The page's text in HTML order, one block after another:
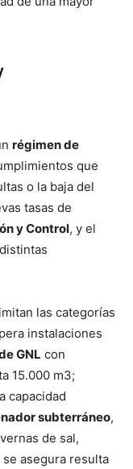
régimen de
que
o la baja del
tasas de
y Control, y el
las categorías
instalaciones
GNL con
15.000 m3;
capacidad
subterráneo,
de sal,
asegura resulta